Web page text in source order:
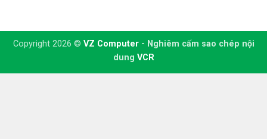
Copyright 2026 © VZ Computer- Nghiêm cấm sao chép nội
dung VCR